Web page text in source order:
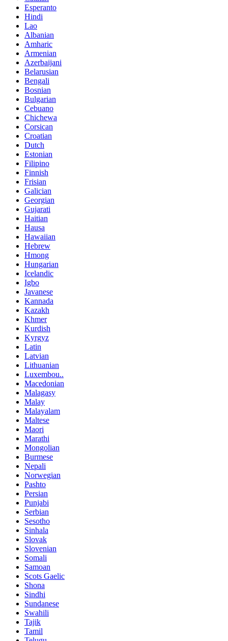
Esperanto
Hindi
Lao
Albanian
Amharic
Armenian
Azerbaijani
Belarusian
Bengali
Bosnian
Bulgarian
Cebuano
Chichewa
Corsican
Croatian
Dutch
Estonian
Filipino
Finnish
Frisian
Galician
Georgian
Gujarati
Haitian
Hausa
Hawaiian
Hebrew
Hmong
Hungarian
Icelandic
Igbo
Javanese
Kannada
Kazakh
Khmer
Kurdish
Kyrgyz
Latin
Latvian
Lithuanian
Luxembou..
Macedonian
Malagasy
Malay
Malayalam
Maltese
Maori
Marathi
Mongolian
Burmese
Nepali
Norwegian
Pashto
Persian
Punjabi
Serbian
Sesotho
Sinhala
Slovak
Slovenian
Somali
Samoan
Scots Gaelic
Shona
Sindhi
Sundanese
Swahili
Tajik
Tamil